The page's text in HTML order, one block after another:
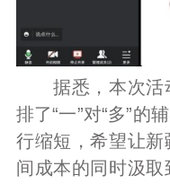
据悉，本次活
排了“一”对“多”的
行缩短，希望让
间成本的同时汲